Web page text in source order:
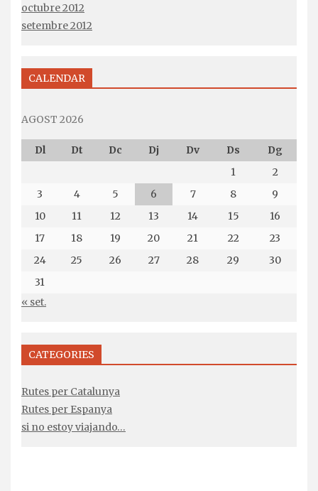
octubre 2012
setembre 2012
CALENDAR
AGOST 2026
Dl Dt Dc Dj Dv Ds
Dg
1
2
3
4 5 6 7 8
9
10
11 12 13 14 15
16
17
18 19 20 21 22
23
24
25 26 27 28 29
30
31
« set.
CATEGORIES
Rutes per Catalunya
Rutes per Espanya
si no estoy viajando…